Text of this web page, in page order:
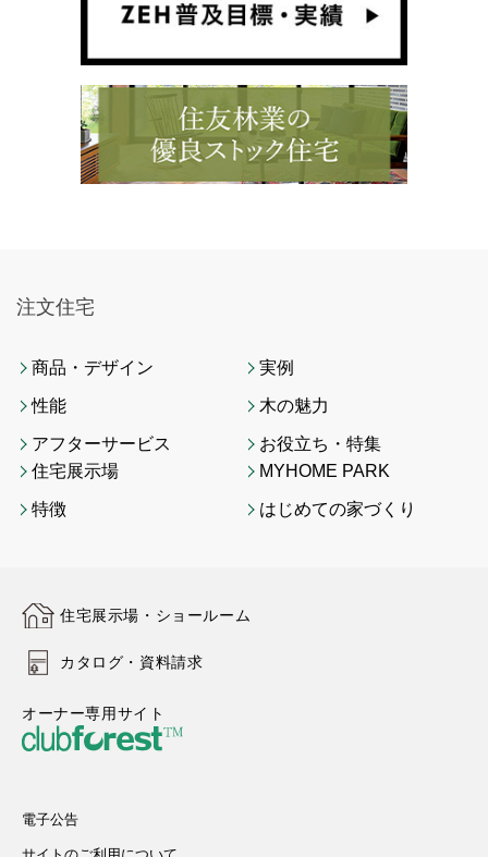
注文住宅
商品・デザイン
性能
アフターサービス
実例
木の魅力
お役立ち・特集
住宅展示場
特徴
MYHOME PARK
はじめての家づくり
住宅展示場・ショールーム
カタログ・資料請求
オーナー専用サイト
電子公告